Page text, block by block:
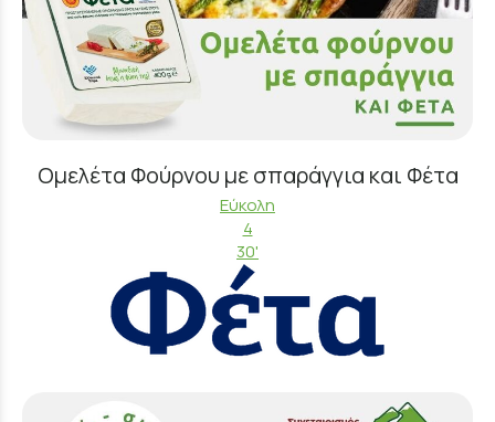
Ομελέτα Φούρνου με σπαράγγια και Φέτα
Εύκολη
4
30'